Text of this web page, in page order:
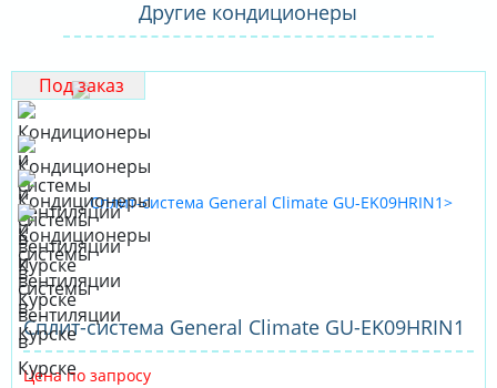
Другие кондиционеры
Под заказ
Сплит-система General Climate GU-EK09HRIN1
Цена по запросу